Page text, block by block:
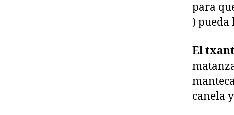
para
) pueda
El
canela